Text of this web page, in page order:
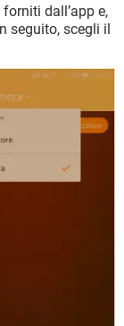
dall’app e,
seguito, scegli il